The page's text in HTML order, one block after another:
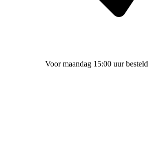
Voor maandag 15:00 uur besteld